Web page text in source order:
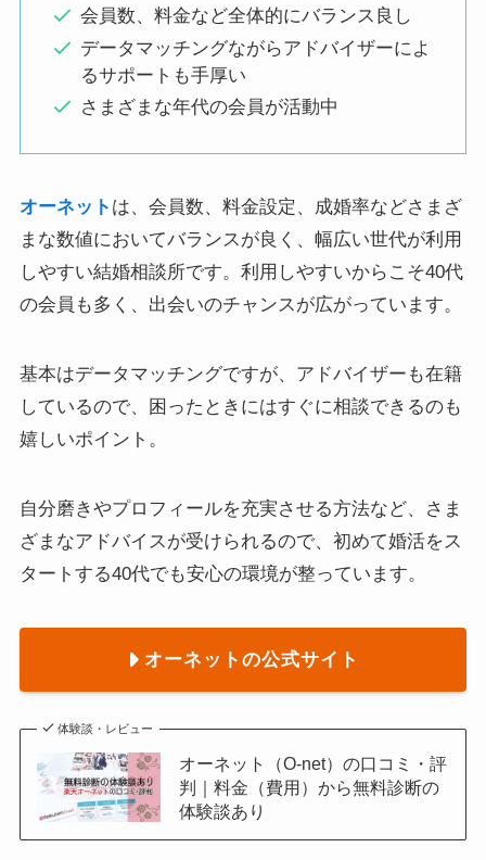
会員数、料金など全体的にバランス良し
データマッチングながらアドバイザーによ
るサポートも手厚い
さまざまな年代の会員が活動中
オーネット は、会員数、料金設定、成婚率などさまざ
まな数値においてバランスが良く、幅広い世代が利用
しやすい結婚相談所です。利用しやすいからこそ40代
の会員も多く、出会いのチャンスが広がっています。
基本はデータマッチングですが、アドバイザーも在籍
しているので、困ったときにはすぐに相談できるのも
嬉しいポイント。
自分磨きやプロフィールを充実させる方法など、さま
ざまなアドバイスが受けられるので、初めて婚活をス
タートする40代でも安心の環境が整っています。
オーネットの公式サイト
体験談・レビュー
オーネット（O-net）の口コミ・評
判｜料金（費用）から無料診断の
体験談あり